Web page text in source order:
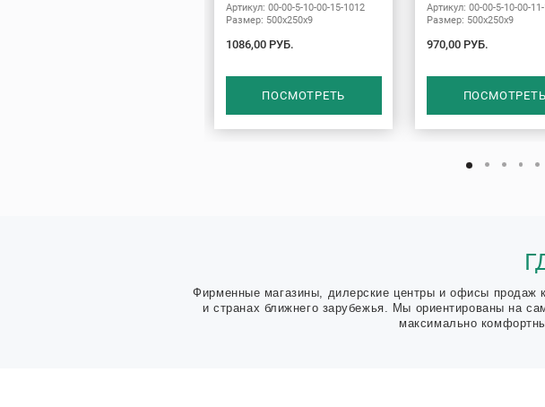
Артикул: 00-00-5-10-00-15-1012
Размер: 500х250х9
1086,00 РУБ.
ПОСМОТРЕТЬ
Артикул: 00-00-5-10-00-
Размер: 500х250х9
970,00 РУБ.
ПОСМОТРЕТЬ
Фирменные магазины, дилерские центры и офисы продаж
и странах ближнего зарубежья. Мы ориентированы на
максимально